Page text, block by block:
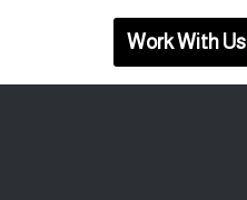
Work With Us